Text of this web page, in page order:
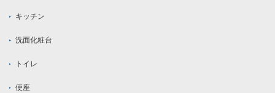
キッチン
洗面化粧台
トイレ
便座